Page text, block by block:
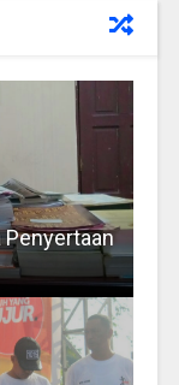
Penyertaan